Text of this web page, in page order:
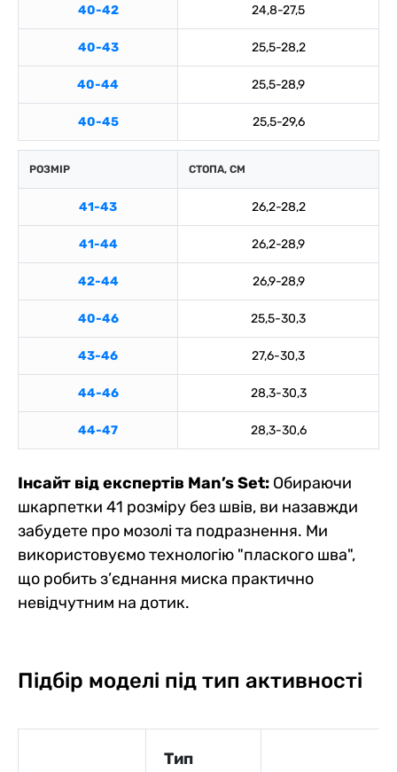
40-42 24,8-27,5
40-43 25,5-28,2
40-44 25,5-28,9
40-45 25,5-29,6
РОЗМІР СТОПА, СМ
41-43 26,2-28,2
41-44 26,2-28,9
42-44 26,9-28,9
40-46 25,5-30,3
43-46 27,6-30,3
44-46 28,3-30,3
44-47 28,3-30,6
Інсайт від експертів Man’s Set: Обираючи
шкарпетки 41 розміру без швів, ви назавжди
забудете про мозолі та подразнення. Ми
використовуємо технологію "плаского шва",
що робить з’єднання миска практично
невідчутним на дотик.
Підбір моделі під тип активності
Тип